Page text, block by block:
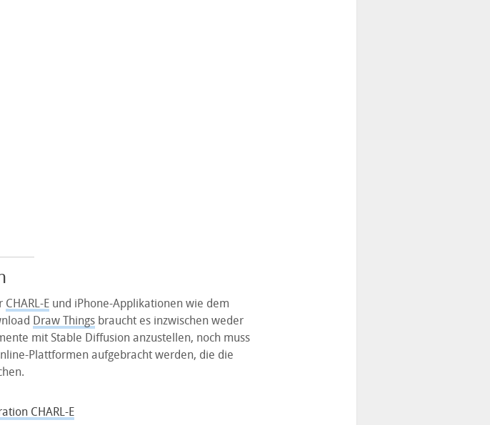
CHARL-Eund iPhone-Applikationen wie dem
Draw Thingsbraucht es inzwischen weder
mit Stable Diffusion anzustellen, noch muss
Plattformen aufgebracht werden, die die
CHARL-E